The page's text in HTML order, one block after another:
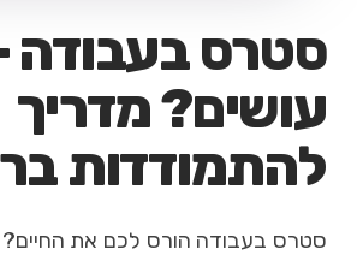
סטרס בעבודה
עושים? מדריך
להתמודדות
סטרס בעבודה הורס לכם את